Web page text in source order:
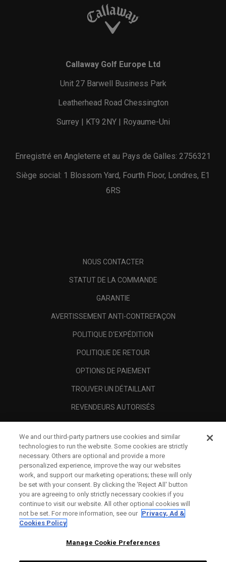
Callaway Golf Europe Ltd
Unit 27 Barwell Business Park
Leatherhead Road Chessington
Surrey | KT9 2NY | Royaume-Uni
Enregistré en Angleterre et au Pays de Galles: 2756321
Siège social: 1 Blossom Yard, Fourth Floor, Londres, E1
6RS
NOUS CONTACTER
STATUT DE LA COMMANDE
GARANTIE
AVERTISSEMENT ANTI-CONTREFAÇON
POLITIQUE D'EXPÉDITION
POLITIQUE DE RETOUR
OPTIONS DE PAIEMENT
TROUVER UN DÉTAILLANT
REVENDEURS AUTORISÉS
A PROPOS
MENTIONS LÉGALES
We and our third-party partners use cookies and similar
technologies to run the website. Some cookies are strictly
necessary. Others are optional and provide a more
personalized experience, improve the way our websites
work, and support our marketing operations; these will only
be set with your consent. By clicking the ‘Reject All' button
you are agreeing to only strictly necessary cookies if you
continue to visit our website. All other optional cookies will
not be set. For more information, see our Privacy, Ad &
Cookies Policy
Manage Cookie Preferences